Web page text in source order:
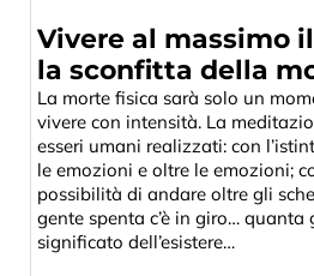
Vivere al massimo
la sconfitta della
La morte fisica sarà solo un
vivere con intensità. La
esseri umani realizzati: con
le emozioni e oltre le emozioni;
possibilità di andare oltre gli
gente spenta c’è in giro… quanta
significato dell’esistere…